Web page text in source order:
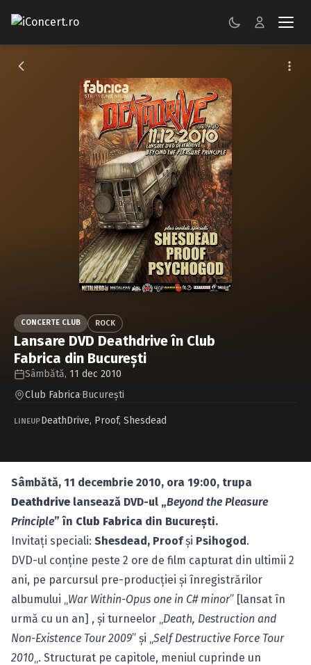
CONCERTE
Caută în site...
CONCERTE CLUB ROCK
Lansare DVD Deathdrive în Club
Fabrica din Bucureşti
Sâmbătă, 11 dec 2010
Club Fabrica·Bucureşti
LINEUPDeathDrive, Proof, Shesdead
Sâmbătă, 11 decembrie 2010, ora 19:00, trupa
Deathdrive lansează DVD-ul „Beyond the Pleasure
Principle” în Club Fabrica din Bucureşti.
Invitaţi speciali: Shesdead, Proofşi Psihogod.
DVD-ul conţine peste 2 ore de film capturat din ultimii 2
ani, pe parcursul pre-producţiei şi înregistrărilor
albumului „War Within-Opus one in C# minor” [lansat în
urmă cu un an] , şi turneelor „Death, Destruction and
Non-Existence Tour 2009” şi „Self Destructive Force Tour
2010„. Structurat pe capitole, meniul cuprinde un